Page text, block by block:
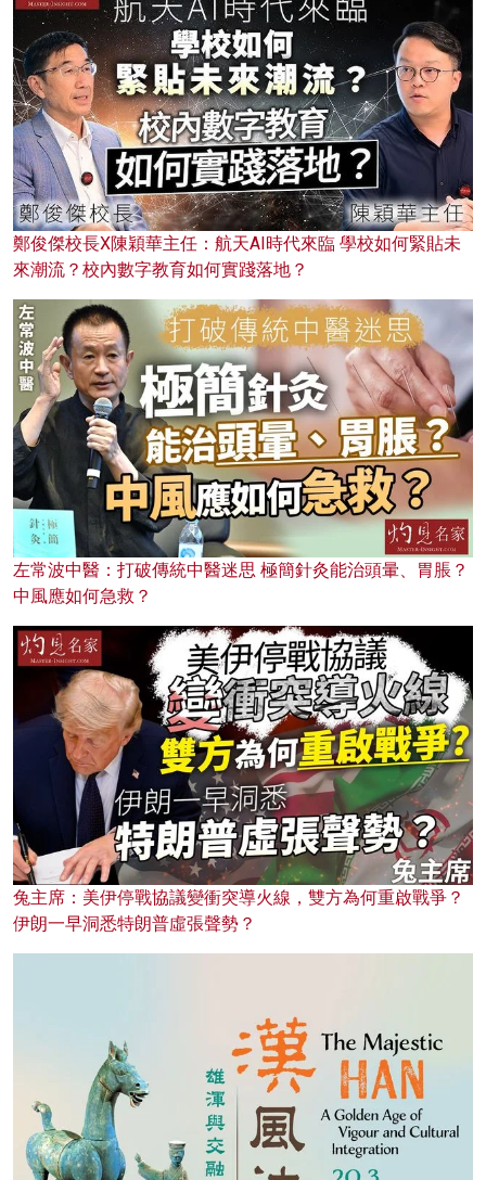
鄭俊傑校長X陳穎華主任：航天AI時代來臨 學校如何緊貼未
來潮流？校內數字教育如何實踐落地？
左常波中醫：打破傳統中醫迷思 極簡針灸能治頭暈、胃脹？
中風應如何急救？
兔主席：美伊停戰協議變衝突導火線，雙方為何重啟戰爭？
伊朗一早洞悉特朗普虛張聲勢？